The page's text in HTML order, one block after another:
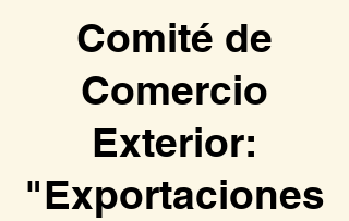
Comité de
Comercio
Exterior:
"Exportaciones